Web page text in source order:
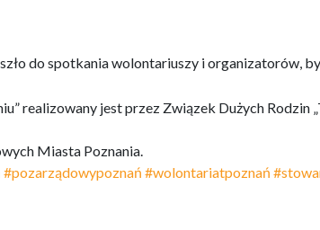
do spotkania wolontariuszy i organizatorów,
realizowany jest przez Związek Dużych Rodzin
Miasta Poznania.
#pozarządowypoznań #wolontariatpoznań